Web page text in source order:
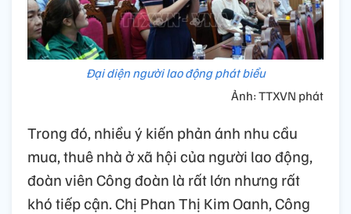
Đại diện người lao động phát biểu
Ảnh: TTXVN phát
Trong đó, nhiều ý kiến phản ánh nhu cầu
mua, thuê nhà ở xã hội của người lao động,
đoàn viên Công đoàn là rất lớn nhưng rất
khó tiếp cận. Chị Phan Thị Kim Oanh, Công